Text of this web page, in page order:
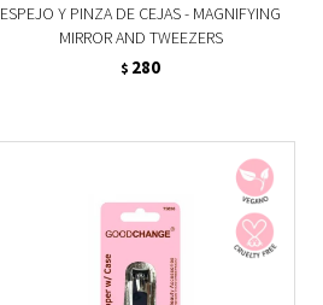
ESPEJO Y PINZA DE CEJAS - MAGNIFYING
MIRROR AND TWEEZERS
$ 280